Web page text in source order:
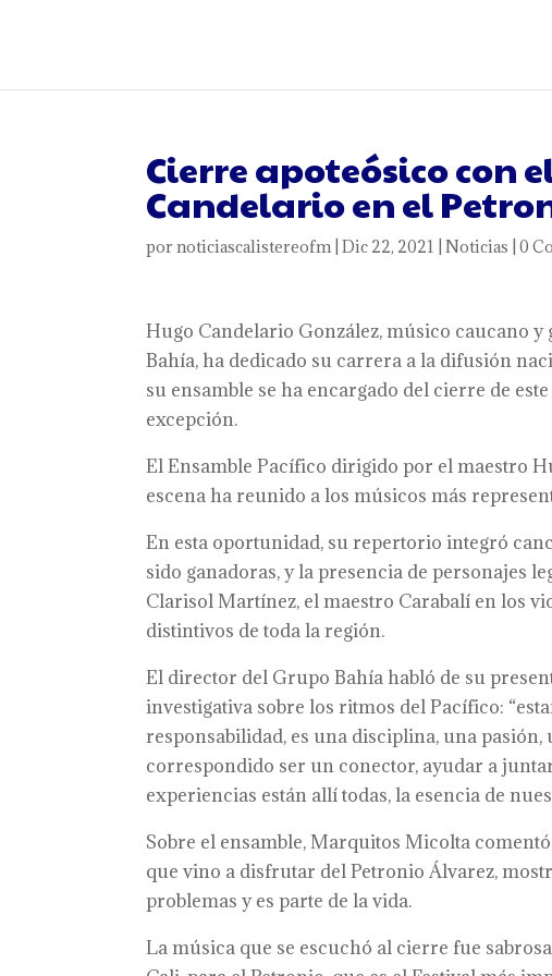
Cierre apoteósico con
Candelario en el
pornoticiascalistereofm|Dic 22, 2021 |Noticias |0
Hugo Candelario González, músico caucano
Bahía, ha dedicado su carrera a la difusión
su ensamble se ha encargado del cierre de
excepción.
El Ensamble Pacífico dirigido por el maestro
escena ha reunido a los músicos más
En esta oportunidad, su repertorio integró
sido ganadoras, y la presencia de personajes
Clarisol Martínez, el maestro Carabalí en los
distintivos de toda la región.
El director del Grupo Bahía habló de su
investigativa sobre los ritmos del Pacífico:
responsabilidad, es una disciplina, una
correspondido ser un conector, ayudar a
experiencias están allí todas, la esencia de
Sobre el ensamble, Marquitos Micolta
que vino a disfrutar del Petronio Álvarez,
problemas y es parte de la vida.
La música que se escuchó al cierre fue